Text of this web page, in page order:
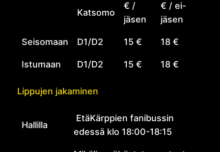
Katsomo
€ /
jäsen
€ / ei-
jäsen
Seisomaan D1/D2 15 € 18 €
Istumaan D1/D2 15 € 18 €
Lippujen jakaminen
Hallilla
EtäKärppien fanibussin
edessä klo 18:00-18:15